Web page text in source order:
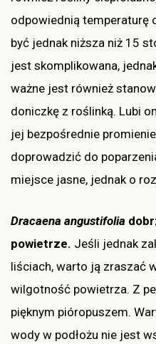
odpowiednią temperaturę
być jednak niższa niż 15
jest skomplikowana,
ważne jest również
doniczkę z roślinką. Lubi
jej bezpośrednie
doprowadzić do
miejsce jasne, jednak o
Dracaena angustifolia
powietrze. Jeśli jednak
liściach, warto ją zraszać
wilgotność powietrza. Z
pięknym pióropuszem.
wody w podłożu nie jest